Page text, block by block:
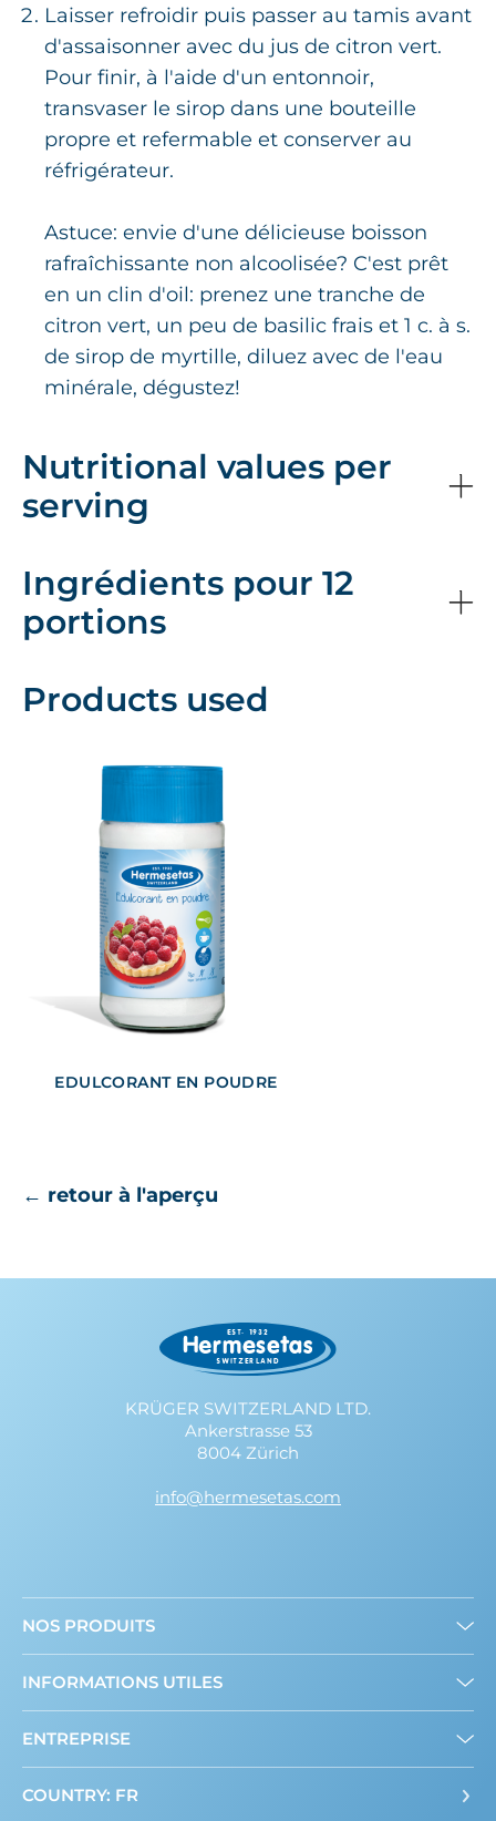
Laisser refroidir puis passer au tamis avant
d'assaisonner avec du jus de citron vert.
Pour finir, à l'aide d'un entonnoir,
transvaser le sirop dans une bouteille
propre et refermable et conserver au
réfrigérateur.
Astuce: envie d'une délicieuse boisson
rafraîchissante non alcoolisée? C'est prêt
en un clin d'oil: prenez une tranche de
citron vert, un peu de basilic frais et 1 c. à s.
de sirop de myrtille, diluez avec de l'eau
minérale, dégustez!
Nutritional values per
serving
Ingrédients pour 12
portions
Products used
EDULCORANT EN POUDRE
← retour à l'aperçu
KRÜGER SWITZERLAND LTD.
Ankerstrasse 53
8004 Zürich
info@hermesetas.com
NOS PRODUITS
Edulcorant en poudre
INFORMATIONS UTILES
ENTREPRISE
COUNTRY: FR